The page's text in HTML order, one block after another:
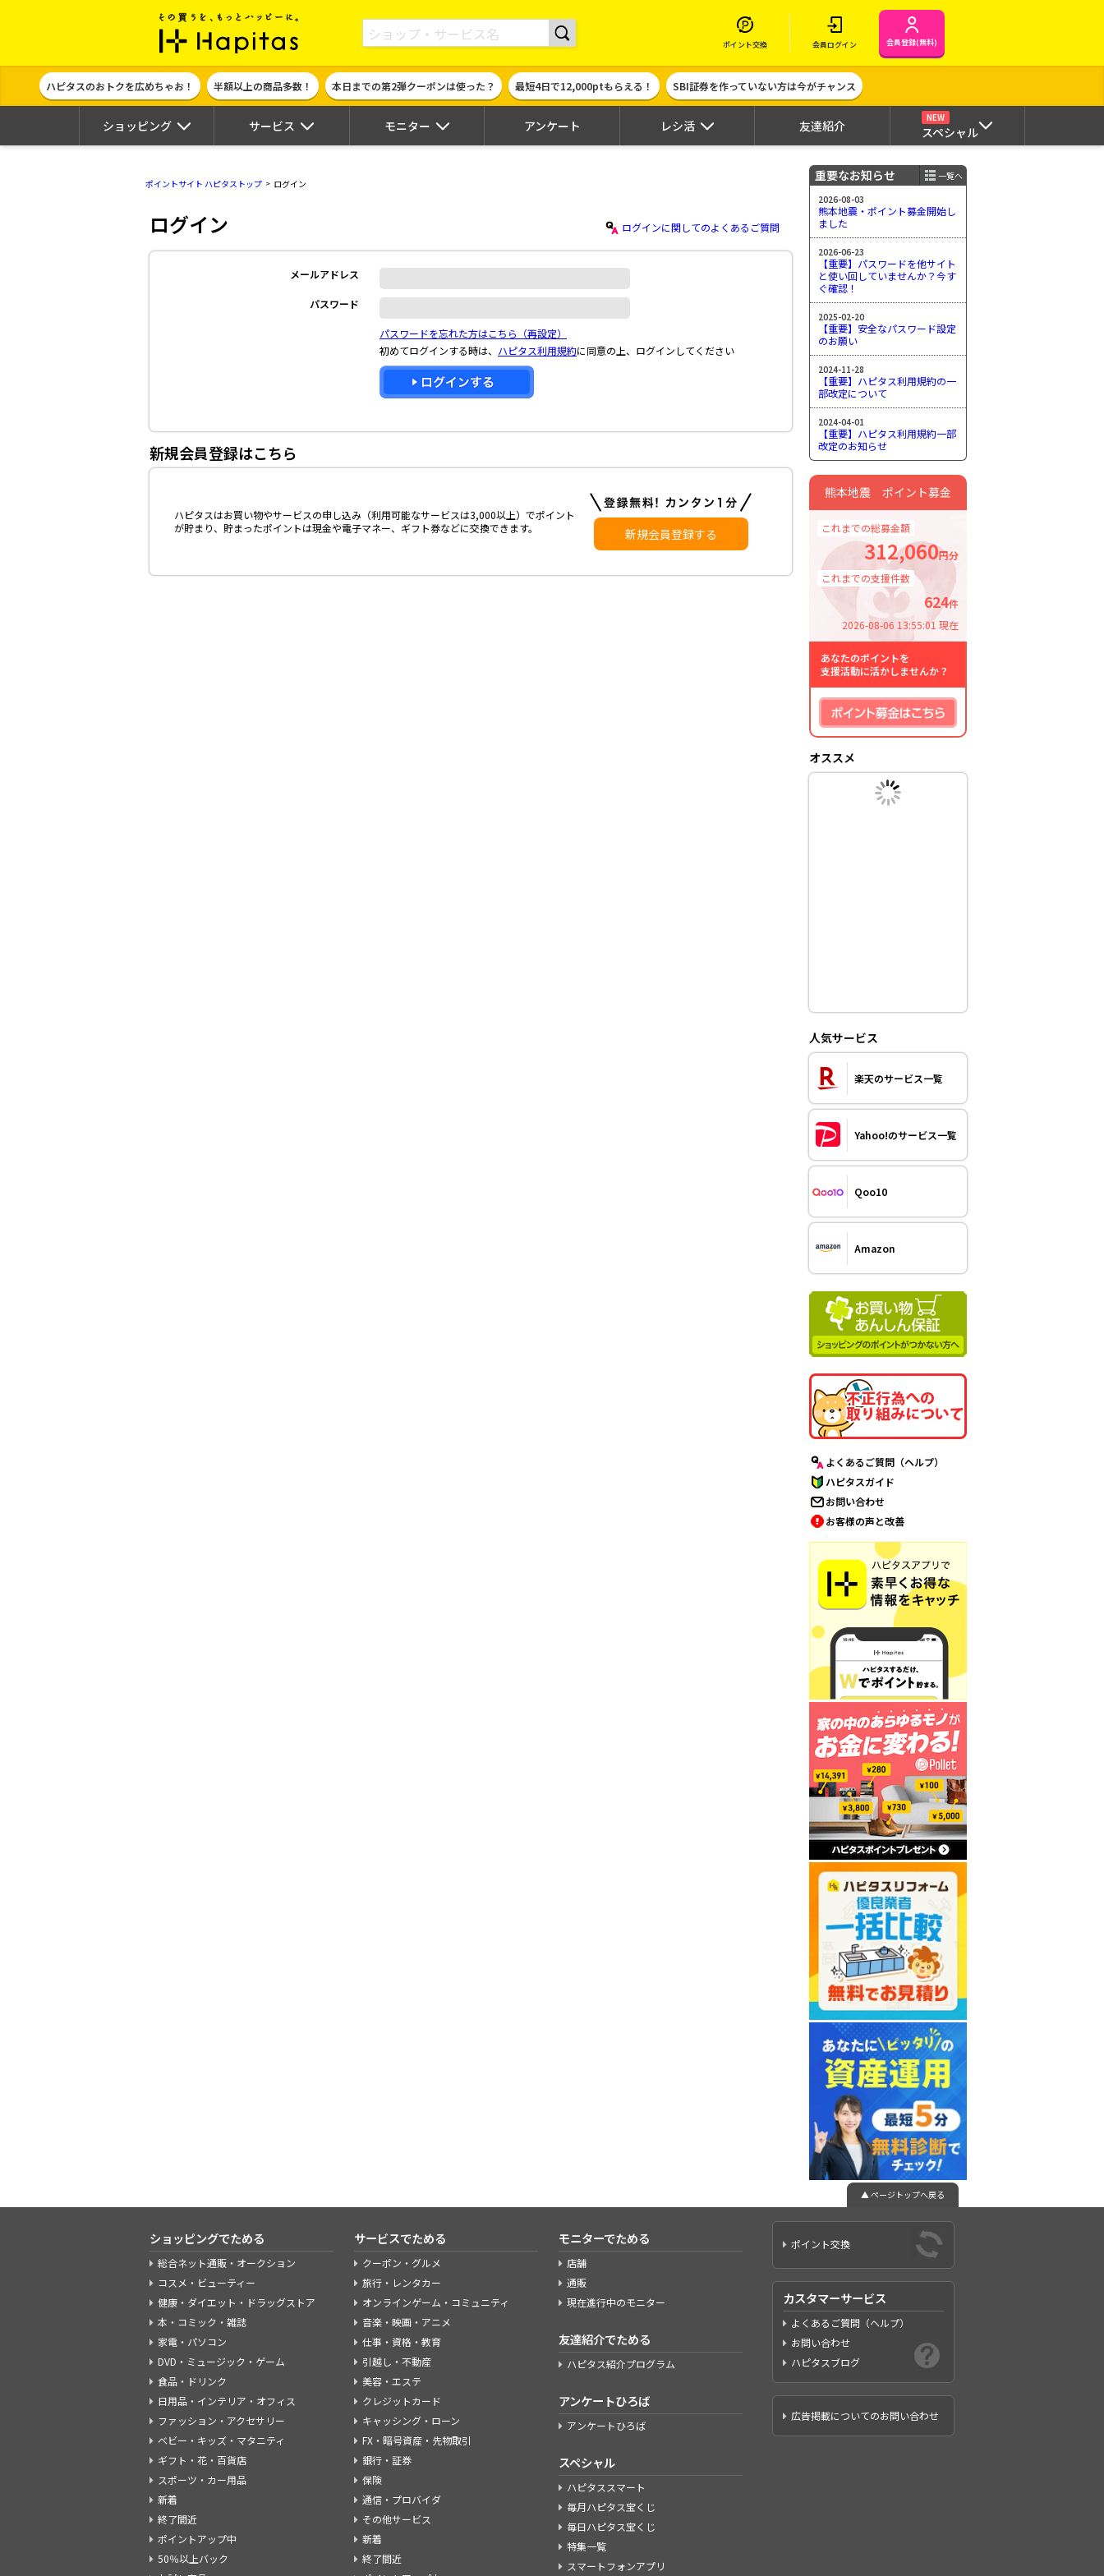
ポイント貯めて現金やギフト券に交換できるポイントサイト | ハピタス
ポイント交換 会員ログイン 会員登録(無料)
ハピタスのおトクを広めちゃお！ 半額以上の商品多数！ 本日までの第2弾クーポンは使った？ 最短4日で12,000ptもらえる！ SBI証券を作っていない方は今がチャンス
ショッピング サービス モニター アンケート レシ活 友達紹介
NEW
スペシャル
ポイントサイト ハピタストップ ログイン
ログイン ログインに関してのよくあるご質問
メールアドレス
パスワード
パスワードを忘れた方はこちら（再設定）
初めてログインする時は、 ハピタス利用規約に同意の上、ログインしてください
新規会員登録はこちら
ハピタスはお買い物やサービスの申し込み（利用可能なサービスは3,000以上）でポイント
が貯まり、貯まったポイントは現金や電子マネー、ギフト券などに交換できます。
新規会員登録する
重要なお知らせ
一覧へ
2026-08-03
熊本地震・ポイント募金開始し
ました
2026-06-23
【重要】パスワードを他サイト
と使い回していませんか？今す
ぐ確認！
2025-02-20
【重要】安全なパスワード設定
のお願い
2024-11-28
【重要】ハピタス利用規約の一
部改定について
2024-04-01
【重要】ハピタス利用規約一部
改定のお知らせ
熊本地震 ポイント募金
これまでの総募金額
312,060円分
これまでの支援件数
624件
2026-08-06 13:55:01 現在
あなたのポイントを
支援活動に活かしませんか？
オススメ
人気サービス
楽天のサービス一覧
Yahoo!のサービス一覧
Qoo10
Amazon
よくあるご質問（ヘルプ）
ハピタスガイド
お問い合わせ
お客様の声と改善
▲ ページトップへ戻る
ショッピングでためる
総合ネット通販・オークション
コスメ・ビューティー
健康・ダイエット・ドラッグストア
本・コミック・雑誌
家電・パソコン
DVD・ミュージック・ゲーム
食品・ドリンク
日用品・インテリア・オフィス
ファッション・アクセサリー
ベビー・キッズ・マタニティ
ギフト・花・百貨店
スポーツ・カー用品
新着
終了間近
ポイントアップ中
50％以上バック
サービスでためる
クーポン・グルメ
旅行・レンタカー
オンラインゲーム・コミュニティ
音楽・映画・アニメ
仕事・資格・教育
引越し・不動産
美容・エステ
クレジットカード
キャッシング・ローン
FX・暗号資産・先物取引
銀行・証券
保険
通信・プロバイダ
その他サービス
新着
終了間近
モニターでためる
店舗
通販
現在進行中のモニター
友達紹介でためる
ハピタス紹介プログラム
アンケートひろば
アンケートひろば
スペシャル
ハピタススマート
毎月ハピタス宝くじ
毎日ハピタス宝くじ
特集一覧
スマートフォンアプリ
ポイント交換
カスタマーサービス
よくあるご質問（ヘルプ）
お問い合わせ
ハピタスブログ
広告掲載についてのお問い合わせ